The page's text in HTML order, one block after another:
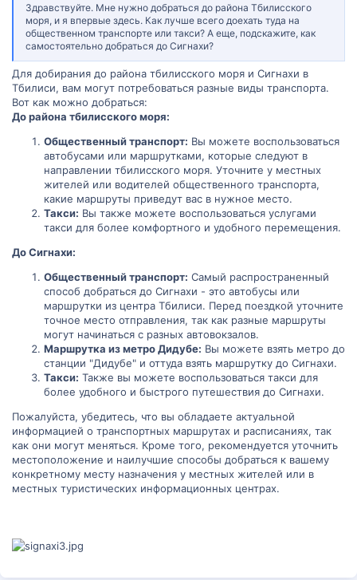
Здравствуйте. Мне нужно добраться до района Тбилисского
моря, и я впервые здесь. Как лучше всего доехать туда на
общественном транспорте или такси? А еще, подскажите, как
самостоятельно добраться до Сигнахи?
Для добирания до района тбилисского моря и Сигнахи в
Тбилиси, вам могут потребоваться разные виды транспорта.
Вот как можно добраться:
До района тбилисского моря:
Общественный транспорт: Вы можете воспользоваться
автобусами или маршрутками, которые следуют в
направлении тбилисского моря. Уточните у местных
жителей или водителей общественного транспорта,
какие маршруты приведут вас в нужное место.
Такси: Вы также можете воспользоваться услугами
такси для более комфортного и удобного перемещения.
До Сигнахи:
Общественный транспорт: Самый распространенный
способ добраться до Сигнахи - это автобусы или
маршрутки из центра Тбилиси. Перед поездкой уточните
точное место отправления, так как разные маршруты
могут начинаться с разных автовокзалов.
Маршрутка из метро Дидубе: Вы можете взять метро до
станции "Дидубе" и оттуда взять маршрутку до Сигнахи.
Такси: Также вы можете воспользоваться такси для
более удобного и быстрого путешествия до Сигнахи.
Пожалуйста, убедитесь, что вы обладаете актуальной
информацией о транспортных маршрутах и расписаниях, так
как они могут меняться. Кроме того, рекомендуется уточнить
местоположение и наилучшие способы добраться к вашему
конкретному месту назначения у местных жителей или в
местных туристических информационных центрах.